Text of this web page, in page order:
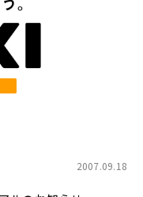
2007.09.18